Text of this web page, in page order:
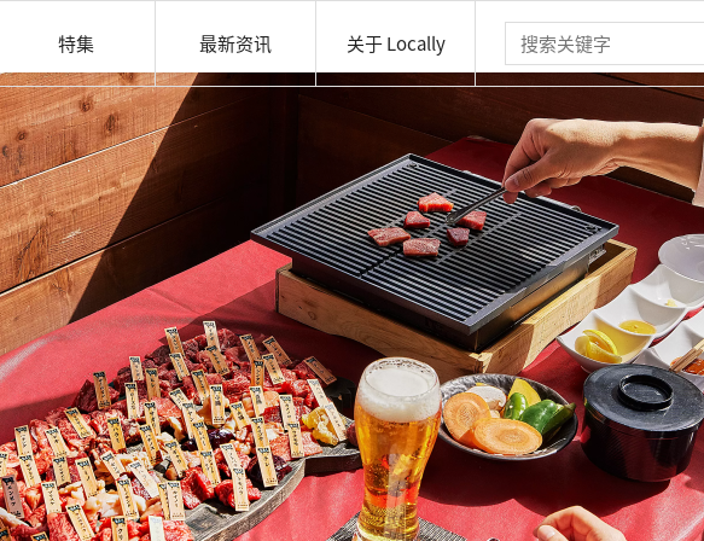
特集 最新资讯 关于 Locally